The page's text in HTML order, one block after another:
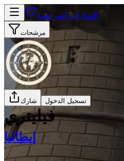
الإشارات المرجعية
مرشحات
شارك تسجيل الدخول
فيليتري
إيطاليا